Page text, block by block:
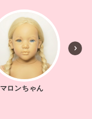
マロンちゃん